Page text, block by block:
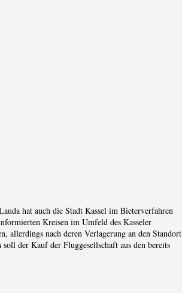
hat auch die Stadt Kassel im Bieterverfahren
Kreisen im Umfeld des Kasseler
allerdings nach deren Verlagerung an den Standort
der Kauf der Fluggesellschaft aus den bereits